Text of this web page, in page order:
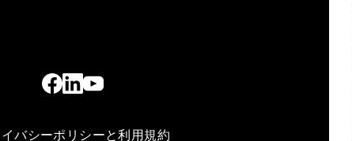
バシーポリシーと利用規約